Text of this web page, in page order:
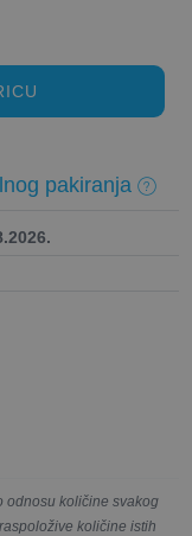
pakiranja
odnosu količine svakog
količine istih